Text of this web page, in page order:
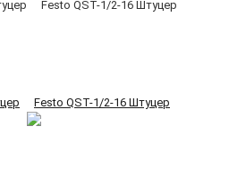
Festo QST-1/2-16 Штуцер